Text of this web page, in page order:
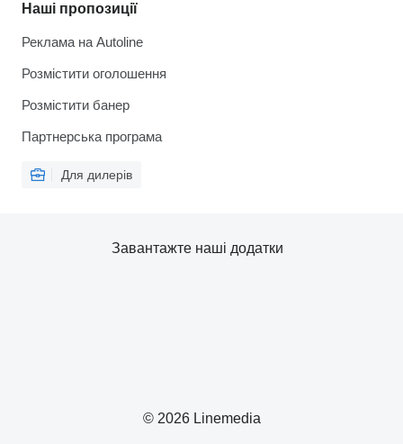
Наші пропозиції
Реклама на Autoline
Розмістити оголошення
Розмістити банер
Партнерська програма
Для дилерів
© 2026 Linemedia
Завантажте наші додатки